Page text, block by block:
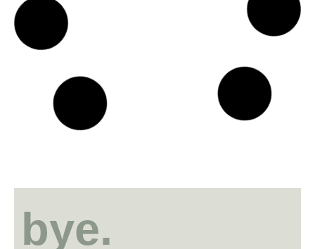
Gefüllte Paprika
1 Juni, 2026